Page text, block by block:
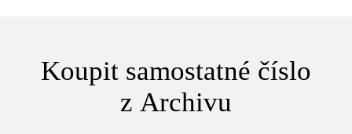
Koupit samostatné číslo
z Archivu